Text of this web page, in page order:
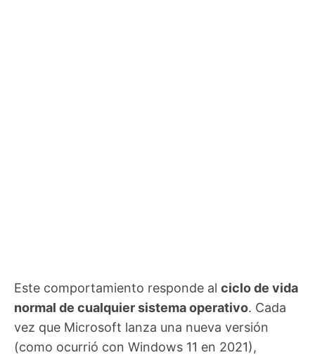
Este comportamiento responde al ciclo de vida
normal de cualquier sistema operativo. Cada
vez que Microsoft lanza una nueva versión
(como ocurrió con Windows 11 en 2021),